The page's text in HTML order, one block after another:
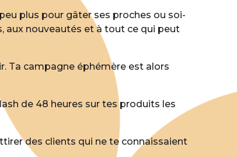
plus pour gâter ses proches ou soi-
aux nouveautés et à tout ce qui peut
Ta campagne éphémère est alors
de 48 heures sur tes produits les
des clients qui ne te connaissaient